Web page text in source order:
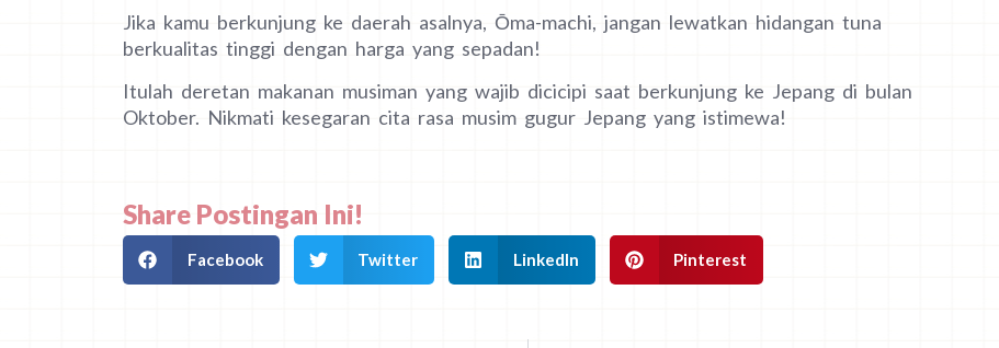
Jika kamu berkunjung ke daerah asalnya, Ōma-machi, jangan lewatkan hidangan tuna
berkualitas tinggi dengan harga yang sepadan!
Itulah deretan makanan musiman yang wajib dicicipi saat berkunjung ke Jepang di bulan
Oktober. Nikmati kesegaran cita rasa musim gugur Jepang yang istimewa!
Share Postingan Ini!
Facebook Twitter LinkedIn Pinterest